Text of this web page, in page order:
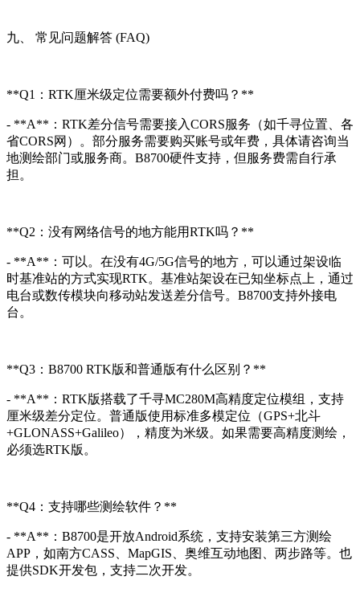
九、 常见问题解答 (FAQ)
**Q1：RTK厘米级定位需要额外付费吗？**
- **A**：RTK差分信号需要接入CORS服务（如千寻位置、各
省CORS网）。部分服务需要购买账号或年费，具体请咨询当
地测绘部门或服务商。B8700硬件支持，但服务费需自行承
担。
**Q2：没有网络信号的地方能用RTK吗？**
- **A**：可以。在没有4G/5G信号的地方，可以通过架设临
时基准站的方式实现RTK。基准站架设在已知坐标点上，通过
电台或数传模块向移动站发送差分信号。B8700支持外接电
台。
**Q3：B8700 RTK版和普通版有什么区别？**
- **A**：RTK版搭载了千寻MC280M高精度定位模组，支持
厘米级差分定位。普通版使用标准多模定位（GPS+北斗
+GLONASS+Galileo），精度为米级。如果需要高精度测绘，
必须选RTK版。
**Q4：支持哪些测绘软件？**
- **A**：B8700是开放Android系统，支持安装第三方测绘
APP，如南方CASS、MapGIS、奥维互动地图、两步路等。也
提供SDK开发包，支持二次开发。